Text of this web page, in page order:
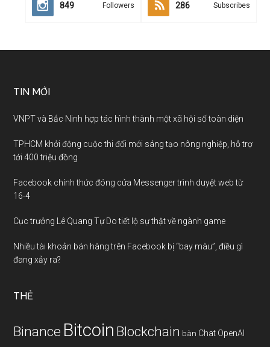
849 Followers 286 Subscribes
TIN MỚI
VNPT và Bắc Ninh hợp tác hình thành một xã hội số toàn diện
TPHCM khởi động cuộc thi đổi mới sáng tạo nông nghiệp, hỗ trợ
tới 400 triệu đồng
Facebook chính thức đóng cửa Messenger trình duyệt web từ
16-4
Cục trưởng Lê Quang Tự Do tiết lộ sự thật về ngành game
Nhiều tài khoản bán hàng trên Facebook bị “bay màu”, điều gì
đang xảy ra?
THẺ
Binance Bitcoin Blockchain bàn Chat OpenAI